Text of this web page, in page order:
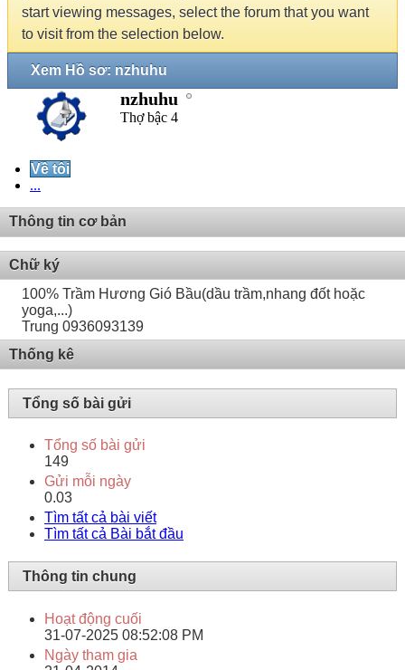
start viewing messages, select the forum that you want
to visit from the selection below.
Xem Hồ sơ: nzhuhu
nzhuhu
Thợ bậc 4
Về tôi
...
Thông tin cơ bản
Chữ ký
100% Trầm Hương Gió Bầu(dầu trầm,nhang đốt hoặc
yoga,...)
Trung 0936093139
Thống kê
Tổng số bài gửi
Tổng số bài gửi
149
Gửi mỗi ngày
0.03
Tìm tất cả bài viết
Tìm tất cả Bài bắt đầu
Thông tin chung
Hoạt động cuối
31-07-2025 08:52:08 PM
Ngày tham gia